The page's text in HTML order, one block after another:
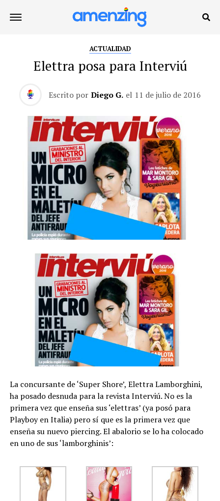
ACTUALIDAD
Elettra posa para Interviú
Escrito por Diego G. el 11 de julio de 2016
La concursante de ‘Super Shore’, Elettra Lamborghini,
ha posado desnuda para la revista Interviú. No es la
primera vez que enseña sus ‘elettras’ (ya posó para
Playboy en Italia) pero sí que es la primera vez que
enseña su nuevo piercing. El abalorio se lo ha colocado
en uno de sus ‘lamborghinis’: